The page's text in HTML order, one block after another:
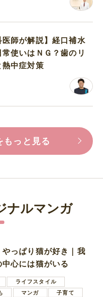
医師が解説】経口補水
使いはＮＧ？歯のリ
熱中症対策
もっと見る
ナルマンガ
やっぱり猫が好き｜我
心には猫がいる
ライフスタイル
マンガ
子育て